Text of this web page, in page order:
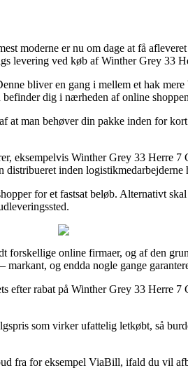
moderne er nu om dage at få
levering ved køb af Winther Grey 33
bliver en gang i mellem et hak
dig i nærheden af online
man behøver din pakke inden for
eksempelvis Winther Grey 33 Herre
distribueret inden logistikmedarbejderne
for et fastsat beløb. Alternativt
online firmaer, og af den
og endda nogle gange
rabat på Winther Grey 33 Herre
som virker ufattelig letkøbt, så
fra for eksempel ViaBill, ifald du vil